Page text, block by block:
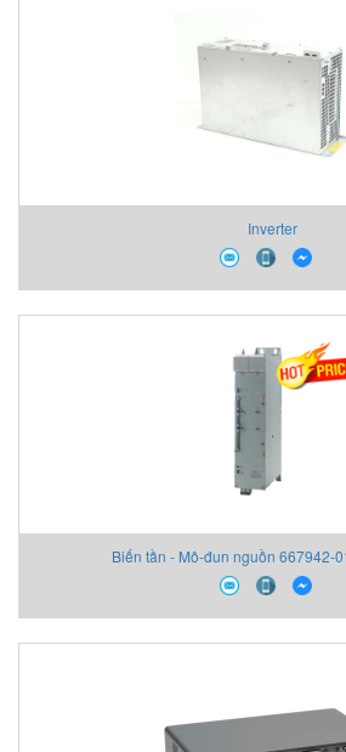
Inverter
Biến tần - Mô-đun nguồn 667942-